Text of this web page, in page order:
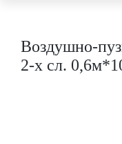
Воздушно-
2-х сл.